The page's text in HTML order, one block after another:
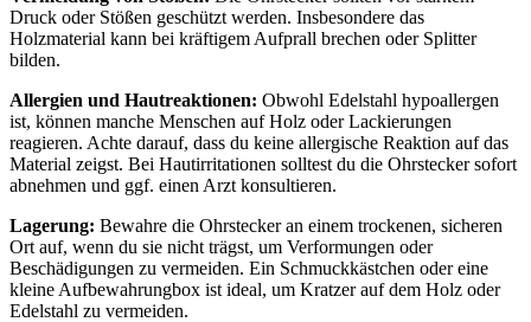
Druck oder Stößen geschützt werden. Insbesondere das
Holzmaterial kann bei kräftigem Aufprall brechen oder Splitter
bilden.
Allergien und Hautreaktionen: Obwohl Edelstahl hypoallergen
ist, können manche Menschen auf Holz oder Lackierungen
reagieren. Achte darauf, dass du keine allergische Reaktion auf das
Material zeigst. Bei Hautirritationen solltest du die Ohrstecker sofort
abnehmen und ggf. einen Arzt konsultieren.
Lagerung: Bewahre die Ohrstecker an einem trockenen, sicheren
Ort auf, wenn du sie nicht trägst, um Verformungen oder
Beschädigungen zu vermeiden. Ein Schmuckkästchen oder eine
kleine Aufbewahrungbox ist ideal, um Kratzer auf dem Holz oder
Edelstahl zu vermeiden.